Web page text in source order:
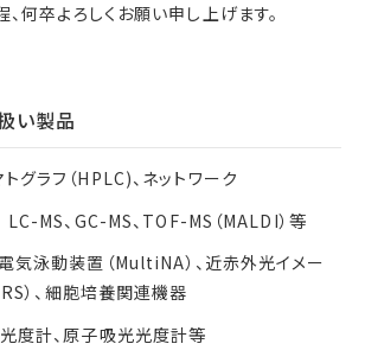
何卒よろしくお願い申し上げます。
い製品
グラフ（HPLC)、ネットワーク
MS、GC-MS、TOF-MS（MALDI）等
気泳動装置（MultiNA）、近赤外光イメー
）、細胞培養関連機器
度計、原子吸光光度計等